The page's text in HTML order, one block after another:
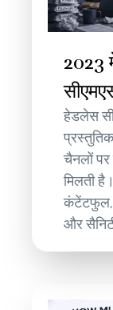
2023
हेडलेस
चैनलों पर
मिलती
कंटेंटफुल,
और